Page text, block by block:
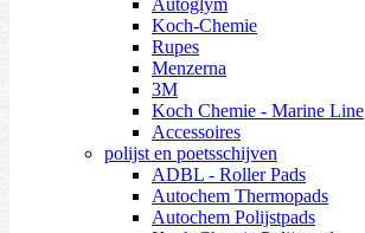
Koch-Chemie
Rupes
Menzerna
3M
Koch Chemie - Marine Line
Accessoires
polijst en poetsschijven
ADBL - Roller Pads
Autochem Thermopads
Autochem Polijstpads